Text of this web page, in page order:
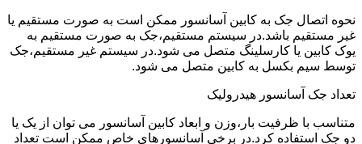
نحوه اتصال جک به کابین آسانسور ممکن است به صورت مستقیم یا
غیر مستقیم باشد.در سیستم مستقیم،جک به صورت مستقیم به
یوک کابین یا کارسلینگ متصل می شود.در سیستم غیر مستقیم،جک
توسط سیم بکسل به کابین متصل می شود.
تعداد جک آسانسور هیدرولیک
متناسب با ظرفیت بار،وزن و ابعاد کابین آسانسور می توان از یک یا
دو جک استفاده کرد.در برخی آسانسورهای خاص ممکن است تعداد